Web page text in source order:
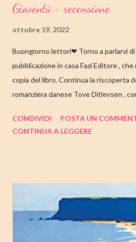
Gioventù - recensione
ottobre 19, 2022
Buongiorno lettori❤ Torno a parlarvi
pubblicazione in casa Fazi Editore ,
copia del libro. Continua la riscoperta
romanziera danese Tove Ditlevsen ,
come sempre, trovate tutte le mie
14.25/EBOOK 8.99 Link Amazon
secondo capitolo della trilogia di
della letteratura danese oggi
internazionale. La piccola Tove è
CONDIVIDI
POSTA UN
CONTINUA A LEGGERE